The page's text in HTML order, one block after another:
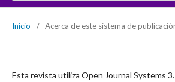
Inicio / Acerca de este sistema de
Esta revista utiliza Open Journal Systems